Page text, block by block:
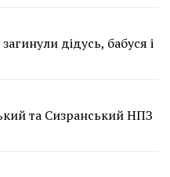
дідусь, бабуся і
та Сизранський НПЗ